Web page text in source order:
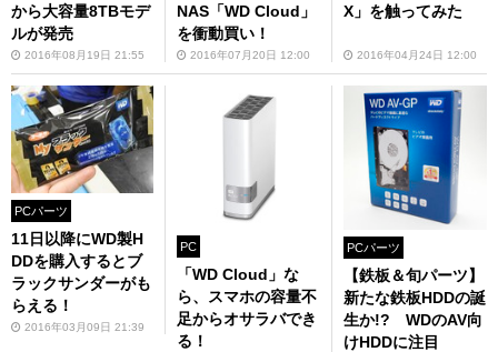
から大容量8TBモデ
ルが発売
2016年08月19日 21:55
NAS「WD Cloud」
を衝動買い！
2016年07月20日 12:00
X」を触ってみた
2016年04月24日 12:00
PCパーツ
11日以降にWD製H
DDを購入するとブ
ラックサンダーがも
らえる！
2016年03月09日 21:39
PC
「WD Cloud」な
ら、スマホの容量不
足からオサラバでき
る！
PCパーツ
【鉄板＆旬パーツ】
新たな鉄板HDDの誕
生か!? WDのAV向
けHDDに注目